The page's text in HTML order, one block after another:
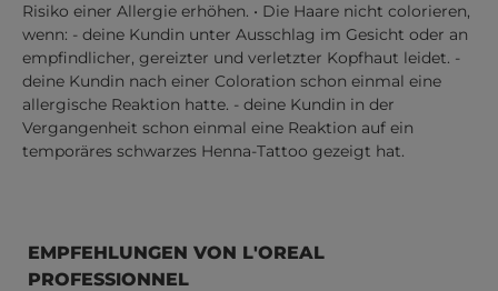
Risiko einer Allergie erhöhen. • Die Haare nicht colorieren,
wenn: - deine Kundin unter Ausschlag im Gesicht oder an
empfindlicher, gereizter und verletzter Kopfhaut leidet. -
deine Kundin nach einer Coloration schon einmal eine
allergische Reaktion hatte. - deine Kundin in der
Vergangenheit schon einmal eine Reaktion auf ein
temporäres schwarzes Henna-Tattoo gezeigt hat.
Produktgalerie überspringen
EMPFEHLUNGEN VON L'OREAL
PROFESSIONNEL